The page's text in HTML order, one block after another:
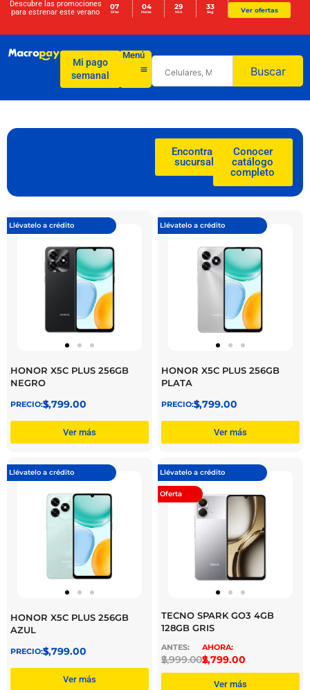
Descubre las promociones
para estrenar este verano
07
Días
04
Horas
29
Min
31
Seg Ver ofertas
Mi pago
semanal
Menú
Buscar
Encontrar
sucursal
Conocer
catálogo
completo
Llévatelo a crédito
HONOR X5C PLUS 256GB
NEGRO
$
3,799.00
Ver más
Llévatelo a crédito
HONOR X5C PLUS 256GB
PLATA
$
3,799.00
Ver más
Llévatelo a crédito
HONOR X5C PLUS 256GB
AZUL
$
3,799.00
Ver más
Llévatelo a crédito
Oferta
TECNO SPARK GO3 4GB
128GB GRIS
$
2,999.00$
2,799.00
Ver más